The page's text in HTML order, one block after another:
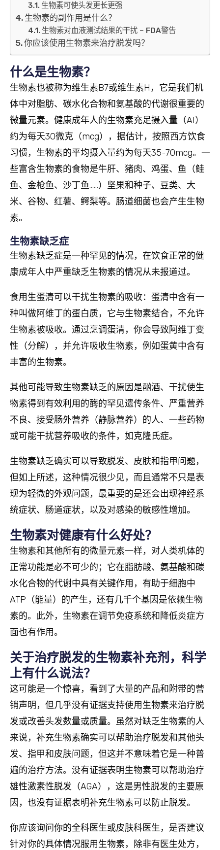
生物素可使头发更长更强
生物素的副作用是什么？
生物素对血液测试结果的干扰 – FDA警告
你应该使用生物素来治疗脱发吗？
什么是生物素？
生物素也被称为维生素B7或维生素H，它是我们机
体中对脂肪、碳水化合物和氨基酸的代谢很重要的
微量元素。健康成年人的生物素充足摄入量（AI）
约为每天30微克（mcg），据估计，按照西方饮食
习惯，生物素的平均摄入量约为每天35-70mcg。一
些富含生物素的食物是牛肝、猪肉、鸡蛋、鱼（鲑
鱼、金枪鱼、沙丁鱼……）坚果和种子、豆类、大
米、谷物、红薯、鳄梨等。肠道细菌也会产生生物
素。
生物素缺乏症
生物素缺乏症是一种罕见的情况，在饮食正常的健
康成年人中严重缺乏生物素的情况从未报道过。
食用生蛋清可以干扰生物素的吸收：蛋清中含有一
种叫做阿维丁的蛋白质，它与生物素结合，不允许
生物素被吸收。通过烹调蛋清，你会导致阿维丁变
性（分解），并允许吸收生物素，例如蛋黄中含有
丰富的生物素。
其他可能导致生物素缺乏的原因是酗酒、干扰使生
物素得到有效利用的酶的罕见遗传条件、严重营养
不良、接受肠外营养（静脉营养）的人、一些药物
或可能干扰营养吸收的条件，如克隆氏症。
生物素缺乏确实可以导致脱发、皮肤和指甲问题，
但如上所述，这种情况很少见，而且通常不只是表
现为轻微的外观问题，最重要的是还会出现神经系
统症状、肠道症状，以及对感染的敏感性增加。
生物素对健康有什么好处？
生物素和其他所有的微量元素一样，对人类机体的
正常功能是必不可少的；它在脂肪酸、氨基酸和碳
水化合物的代谢中具有关键作用，有助于细胞中
ATP（能量）的产生，还有几千个基因是依赖生物
素的。此外，生物素在调节免疫系统和降低炎症方
面也有作用。
关于治疗脱发的生物素补充剂，科学
上有什么说法？
这可能是一个惊喜，看到了大量的产品和附带的营
销声明，但几乎没有证据支持使用生物素来治疗脱
发或改善头发数量或质量。虽然对缺乏生物素的人
来说，补充生物素确实可以帮助治疗脱发和其他头
发、指甲和皮肤问题，但这并不意味着它是一种普
遍的治疗方法。没有证据表明生物素可以帮助治疗
雄性激素性脱发（AGA），这是男性脱发的主要原
因，也没有证据表明补充生物素可以防止脱发。
你应该询问你的全科医生或皮肤科医生，是否建议
针对你的具体情况服用生物素，除非有医生处方，